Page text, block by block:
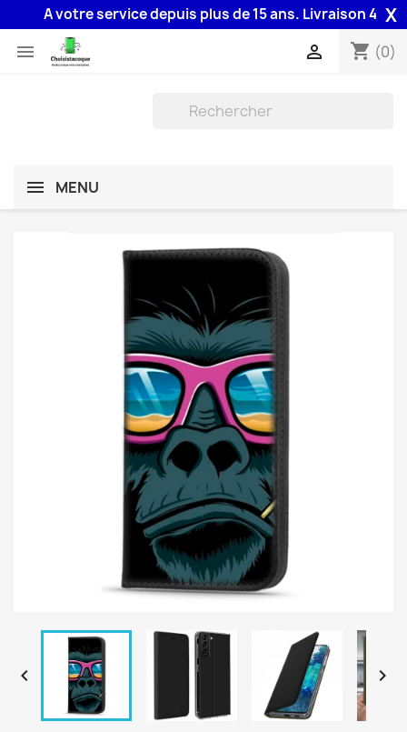
A votre service depuis plus de 15 ans. Livraison 48H X
 shopping_cart (0)

MENU
 